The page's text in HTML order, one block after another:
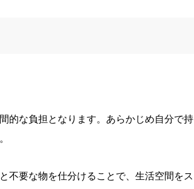
的な負担となります。あらかじめ自分で持
不要な物を仕分けることで、生活空間をス